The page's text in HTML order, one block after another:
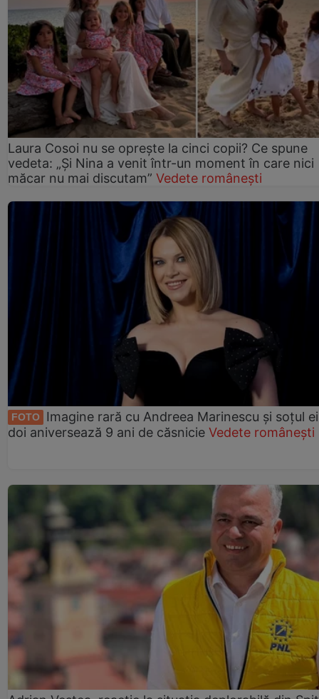
Laura Cosoi nu se oprește la cinci copii? Ce spune
vedeta: „Și Nina a venit într-un moment în care nici
măcar nu mai discutam” Vedete românești
FOTO
Imagine rară cu Andreea Marinescu și soțul
doi aniversează 9 ani de căsnicie Vedete românești